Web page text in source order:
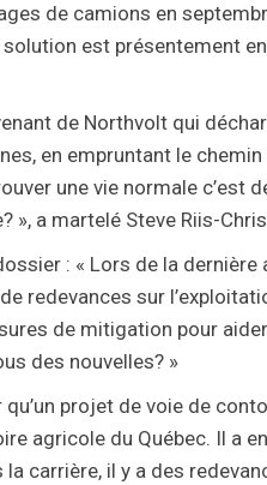
de camions en
est présentement
de Northvolt qui
en empruntant le
une vie normale c’est
», a martelé Steve Riis-
: « Lors de la dernière
redevances sur
de mitigation pour
des nouvelles? »
projet de voie de
agricole du Québec. Il a
carrière, il y a des